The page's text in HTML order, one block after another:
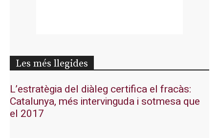
Les més llegides
L’estratègia del diàleg certifica el fracàs:
Catalunya, més intervinguda i sotmesa que
el 2017